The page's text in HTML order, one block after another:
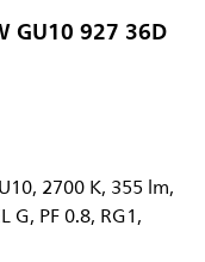
GU10 927 36D
2700 K, 355 lm,
G, PF 0.8, RG1,